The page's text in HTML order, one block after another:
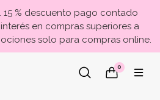
15 % descuento pago contado
en compras superiores a
solo para compras online.
0